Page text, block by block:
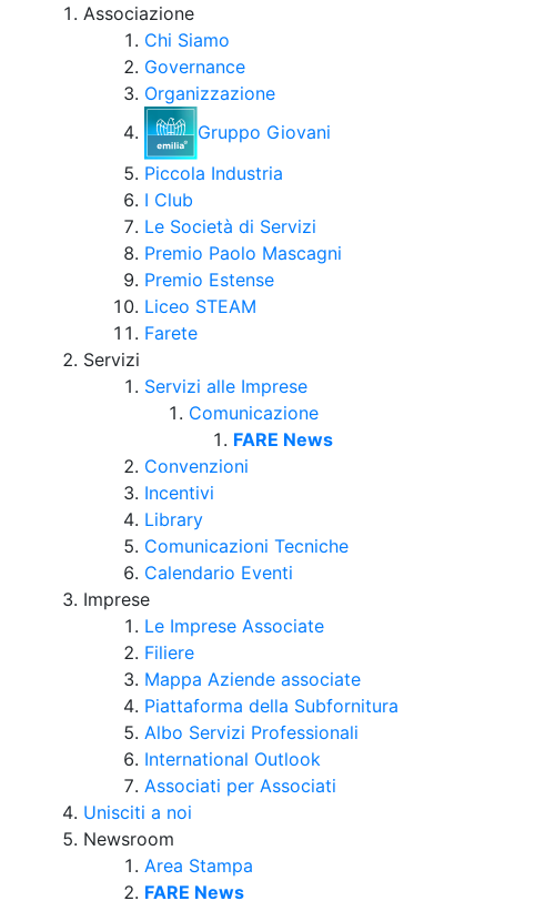
Associazione
Chi Siamo
Governance
Organizzazione
Gruppo Giovani
Piccola Industria
I Club
Le Società di Servizi
Premio Paolo Mascagni
Premio Estense
Liceo STEAM
Farete
Servizi
Servizi alle Imprese
Comunicazione
FARE News
Convenzioni
Incentivi
Library
Comunicazioni Tecniche
Calendario Eventi
Imprese
Le Imprese Associate
Filiere
Mappa Aziende associate
Piattaforma della Subfornitura
Albo Servizi Professionali
International Outlook
Associati per Associati
Unisciti a noi
Newsroom
Area Stampa
FARE News